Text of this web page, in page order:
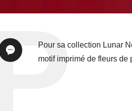
Pour sa collection Lunar
motif imprimé de fleurs de